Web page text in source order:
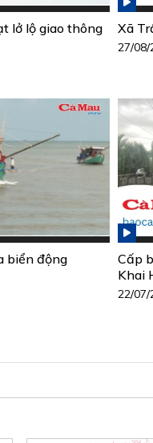
lở lộ giao thông
Xã
27/08/
biển động
Cấp
Khai
22/07/